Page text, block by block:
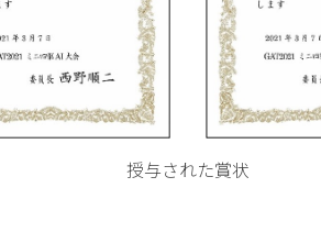
授与された賞状